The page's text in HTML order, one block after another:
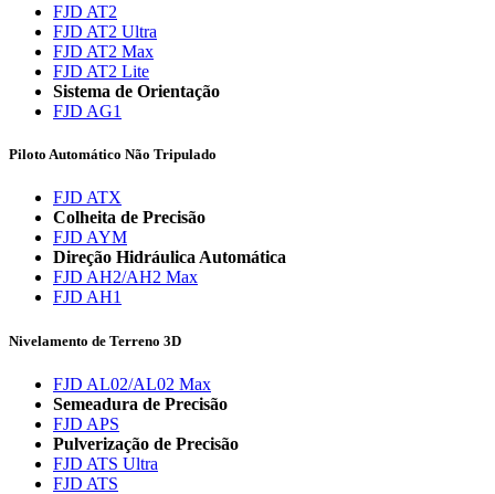
FJD AT2
FJD AT2 Ultra
FJD AT2 Max
FJD AT2 Lite
Sistema de Orientação
FJD AG1
Piloto Automático Não Tripulado
FJD ATX
Colheita de Precisão
FJD AYM
Direção Hidráulica Automática
FJD AH2/AH2 Max
FJD AH1
Nivelamento de Terreno 3D
FJD AL02/AL02 Max
Semeadura de Precisão
FJD APS
Pulverização de Precisão
FJD ATS Ultra
FJD ATS